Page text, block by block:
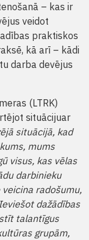
– kas ir
veidot
praktiskos
kā arī – kādi
darba devējus
(LTRK)
situācijuar
situācijā, kad
mums
visus, kas vēlas
darbinieku
radošumu,
dažādības
talantīgus
grupām,